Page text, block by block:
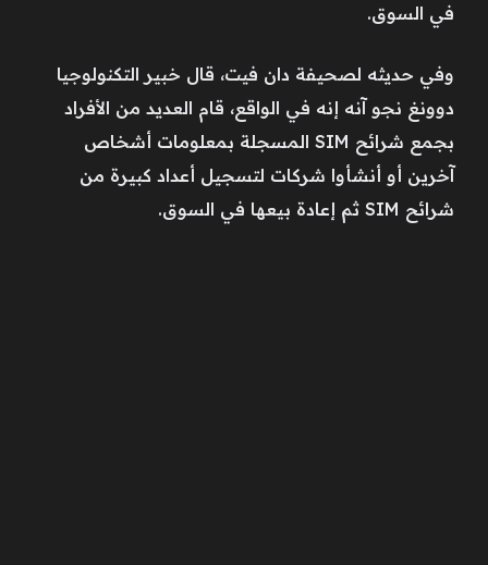
في السوق.
وفي حديثه لصحيفة دان فيت، قال خبير التكنولوجيا
دوونغ نجو آنه إنه في الواقع، قام العديد من الأفراد
بجمع شرائح SIM المسجلة بمعلومات أشخاص
آخرين أو أنشأوا شركات لتسجيل أعداد كبيرة من
شرائح SIM ثم إعادة بيعها في السوق.